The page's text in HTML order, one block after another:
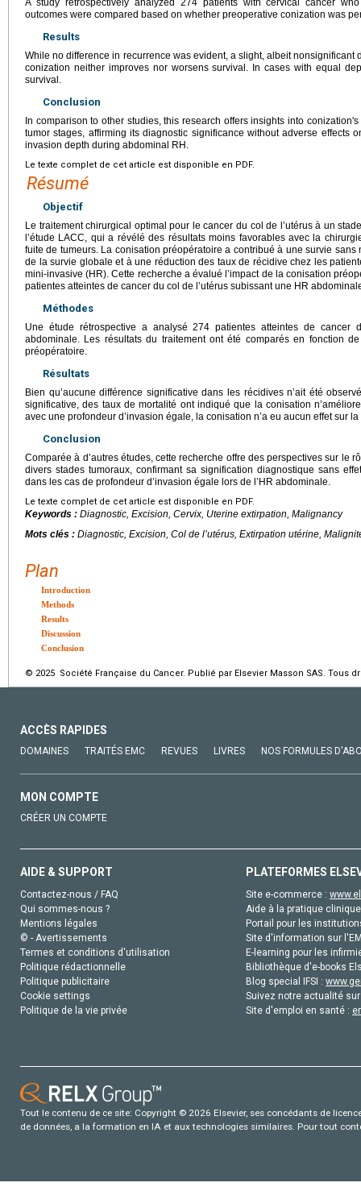
A study retrospectively analyzed 274 patients with cervical cancer
outcomes were compared based on whether preoperative conization was
Results
While no difference in recurrence was evident, a slight, albeit nonsignificant
conization neither improves nor worsens survival. In cases with equal
survival.
Conclusion
In comparison to other studies, this research offers insights into
tumor stages, affirming its diagnostic significance without adverse effects
invasion depth during abdominal RH.
Le texte complet de cet article est disponible en PDF.
Résumé
Objectif
Le traitement chirurgical optimal pour le cancer du col de l’utérus à un
l’étude LACC, qui a révélé des résultats moins favorables avec la
fuite de tumeurs. La conisation préopératoire a contribué à une survie
de la survie globale et à une réduction des taux de récidive chez les
mini-invasive (HR). Cette recherche a évalué l’impact de la conisation
patientes atteintes de cancer du col de l’utérus subissant une HR
Méthodes
Une étude rétrospective a analysé 274 patientes atteintes de cancer
abdominale. Les résultats du traitement ont été comparés en fonction
préopératoire.
Résultats
Bien qu’aucune différence significative dans les récidives n’ait été
significative, des taux de mortalité ont indiqué que la conisation
avec une profondeur d’invasion égale, la conisation n’a eu aucun effet sur la
Conclusion
Comparée à d’autres études, cette recherche offre des perspectives sur le
divers stades tumoraux, confirmant sa signification diagnostique sans
dans les cas de profondeur d’invasion égale lors de l’HR abdominale.
Le texte complet de cet article est disponible en PDF.
Keywords : Diagnostic, Excision, Cervix, Uterine extirpation, Malignancy
Mots clés : Diagnostic, Excision, Col de l’utérus, Extirpation utérine,
Plan
Introduction
Methods
Results
Discussion
Conclusion
© 2025 Société Française du Cancer. Publié par Elsevier Masson SAS. Tous
ACCÈS RAPIDES
DOMAINES TRAITÉS EMC REVUES LIVRES NOS FORMULES
MON COMPTE
CRÉER UN COMPTE
AIDE & SUPPORT
Contactez-nous / FAQ
Qui sommes-nous ?
Mentions légales
© - Avertissements
Termes et conditions d'utilisation
Politique rédactionnelle
Politique publicitaire
Cookie settings
Politique de la vie privée
PLATEFORMES
Site e-commerce :
Aide à la pratique
Portail pour les
Site d'information sur
E-learning pour les
Bibliothèque d'e-books
Blog special IFSI :
Suivez notre actualité
Site d'emploi en santé :
Tout le contenu de ce site: Copyright © 2026 Elsevier, ses concédants de
de données, a la formation en IA et aux technologies similaires. Pour tout